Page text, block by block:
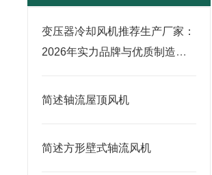
变压器冷却风机推荐生产厂家：
2026年实力品牌与优质制造商
简述轴流屋顶风机
简述方形壁式轴流风机